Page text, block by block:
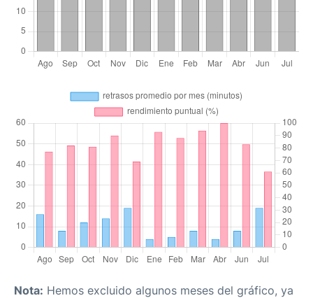
Nota: Hemos excluido algunos meses del gráfico, ya